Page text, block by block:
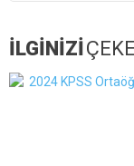
İLGİNİZİ